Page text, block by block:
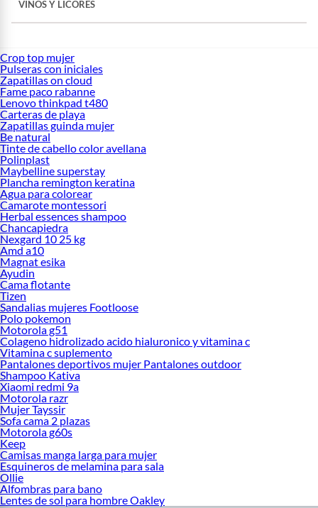
VINOS Y LICORES
Crop top mujer
Pulseras con iniciales
Zapatillas on cloud
Fame paco rabanne
Lenovo thinkpad t480
Carteras de playa
Zapatillas guinda mujer
Be natural
Tinte de cabello color avellana
Polinplast
Maybelline superstay
Plancha remington keratina
Agua para colorear
Camarote montessori
Herbal essences shampoo
Chancapiedra
Nexgard 10 25 kg
Amd a10
Magnat esika
Ayudin
Cama flotante
Tizen
Sandalias mujeres Footloose
Polo pokemon
Motorola g51
Colageno hidrolizado acido hialuronico y vitamina c
Vitamina c suplemento
Pantalones deportivos mujer Pantalones outdoor
Shampoo Kativa
Xiaomi redmi 9a
Motorola razr
Mujer Tayssir
Sofa cama 2 plazas
Motorola g60s
Keep
Camisas manga larga para mujer
Esquineros de melamina para sala
Ollie
Alfombras para bano
Lentes de sol para hombre Oakley